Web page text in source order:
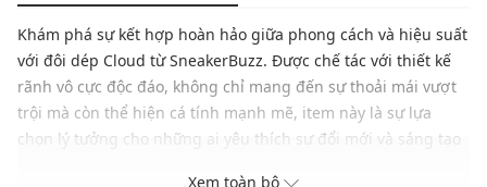
Khám phá sự kết hợp hoàn hảo giữa phong cách và hiệu suất
với đôi dép Cloud từ SneakerBuzz. Được chế tác với thiết kế
rãnh vô cực độc đáo, không chỉ mang đến sự thoải mái vượt
trội mà còn thể hiện cá tính mạnh mẽ, item này là sự lựa
chọn lý tưởng cho những ai yêu thích sự đổi mới và sáng tạo
Xem toàn bộ